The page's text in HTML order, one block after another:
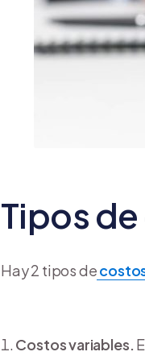
Tipos
Hay 2 tipos de
Costos variables.